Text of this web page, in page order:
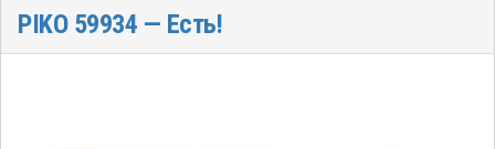
PIKO 59934 — Есть!